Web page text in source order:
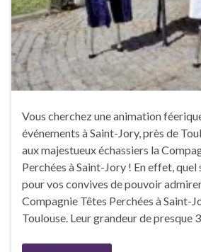
Vous cherchez une animation
événements à Saint-Jory, près de
aux majestueux échassiers la
Perchées à Saint-Jory ! En effet,
pour vos convives de pouvoir
Compagnie Têtes Perchées à Saint-
Toulouse. Leur grandeur de presque